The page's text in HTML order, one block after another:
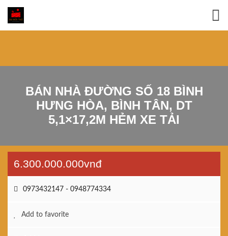
BÁN NHÀ ĐƯỜNG SỐ 18 BÌNH
HƯNG HÒA, BÌNH TÂN, DT
5,1×17,2M HẺM XE TẢI
6.300.000.000vnđ
0973432147 - 0948774334
Add to favorite